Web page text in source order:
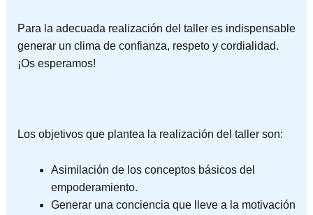
Para la adecuada realización del taller es indispensable
generar un clima de confianza, respeto y cordialidad.
¡Os esperamos!
Los objetivos que plantea la realización del taller son:
Asimilación de los conceptos básicos del
empoderamiento.
Generar una conciencia que lleve a la motivación